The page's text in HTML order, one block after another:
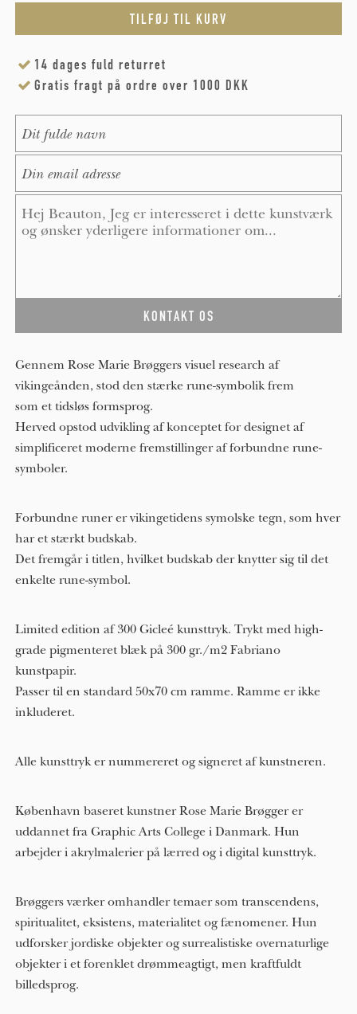
14 dages fuld returret
Gratis fragt på ordre over 1000 DKK
Gennem Rose Marie Brøggers visuel research af
vikingeånden, stod den stærke rune-symbolik frem
som et tidsløs formsprog.
Herved opstod udvikling af konceptet for designet af
simplificeret moderne fremstillinger af forbundne rune-
symboler.
Forbundne runer er vikingetidens symolske tegn, som hver
har et stærkt budskab.
Det fremgår i titlen, hvilket budskab der knytter sig til det
enkelte rune-symbol.
Limited edition af 300 Gicleé kunsttryk. Trykt med high-
grade pigmenteret blæk på 300 gr./m2 Fabriano
kunstpapir.
Passer til en standard 50x70 cm ramme. Ramme er ikke
inkluderet.
Alle kunsttryk er nummereret og signeret af kunstneren.
København baseret kunstner Rose Marie Brøgger er
uddannet fra Graphic Arts College i Danmark. Hun
arbejder i akrylmalerier på lærred og i digital kunsttryk.
Brøggers værker omhandler temaer som transcendens,
spiritualitet, eksistens, materialitet og fænomener. Hun
udforsker jordiske objekter og surrealistiske overnaturlige
objekter i et forenklet drømmeagtigt, men kraftfuldt
billedsprog.